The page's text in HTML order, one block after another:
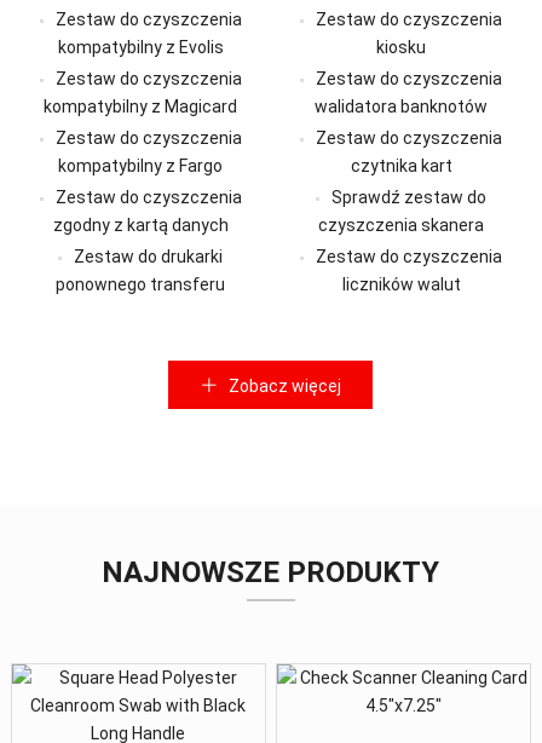
Zestaw do czyszczenia
kompatybilny z Evolis
Zestaw do czyszczenia
kompatybilny z Magicard
Zestaw do czyszczenia
kompatybilny z Fargo
Zestaw do czyszczenia
zgodny z kartą danych
Zestaw do drukarki
ponownego transferu
Zestaw do czyszczenia
kiosku
Zestaw do czyszczenia
walidatora banknotów
Zestaw do czyszczenia
czytnika kart
Sprawdź zestaw do
czyszczenia skanera
Zestaw do czyszczenia
liczników walut
Zobacz więcej
NAJNOWSZE PRODUKTY